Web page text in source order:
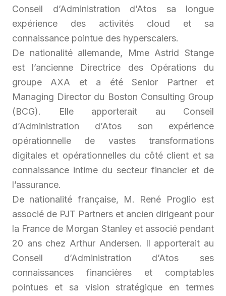
Conseil d’Administration d’Atos sa longue
expérience des activités cloud et sa
connaissance pointue des hyperscalers.
De nationalité allemande, Mme Astrid Stange
est l’ancienne Directrice des Opérations du
groupe AXA et a été Senior Partner et
Managing Director du Boston Consulting Group
(BCG). Elle apporterait au Conseil
d’Administration d’Atos son expérience
opérationnelle de vastes transformations
digitales et opérationnelles du côté client et sa
connaissance intime du secteur financier et de
l’assurance.
De nationalité française, M. René Proglio est
associé de PJT Partners et ancien dirigeant pour
la France de Morgan Stanley et associé pendant
20 ans chez Arthur Andersen. Il apporterait au
Conseil d’Administration d’Atos ses
connaissances financières et comptables
pointues et sa vision stratégique en termes